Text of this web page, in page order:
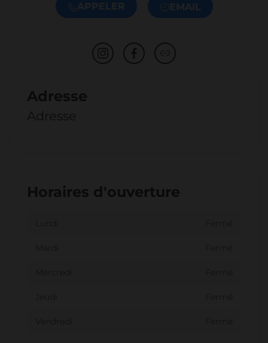
APPELER EMAIL
Adresse
Adresse
Horaires d'ouverture